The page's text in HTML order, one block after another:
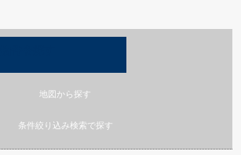
地図から探す
条件絞り込み検索で探す